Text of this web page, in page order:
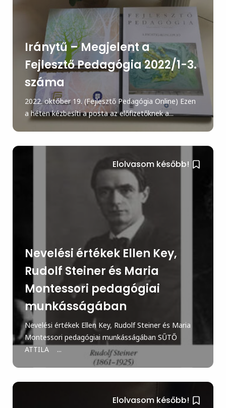
Iránytű – Megjelent a
Fejlesztő Pedagógia 2022/1-3.
száma
2022. október 19. (Fejlesztő Pedagógia Online) Ezen
a héten kézbesíti a posta az előfizetőknek a...
Elolvasom később!
Nevelési értékek Ellen Key,
Rudolf Steiner és Maria
Montessori pedagógiai
munkásságában
Nevelési értékek Ellen Key, Rudolf Steiner és Maria
Montessori pedagógiai munkásságában SŰTŐ
ATTILA ...
Elolvasom később!